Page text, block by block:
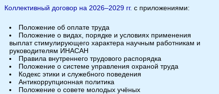
Коллективный договор на 2026–2029 гг. с приложениями:
Положение об оплате труда
Положение о видах, порядке и условиях применения
выплат стимулирующего характера научным работникам и
руководителям ИНАСАН
Правила внутреннего трудового распорядка
Положение о системе управления охраной труда
Кодекс этики и служебного поведения
Антикоррупционная политика
Положение о совете молодых учёных